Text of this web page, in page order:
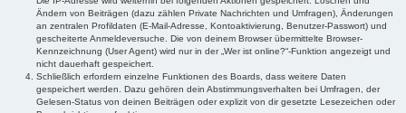
Ändern von Beiträgen (dazu zählen Private Nachrichten und Umfragen), Änderungen
an zentralen Profildaten (E-Mail-Adresse, Kontoaktivierung, Benutzer-Passwort) und
gescheiterte Anmeldeversuche. Die von deinem Browser übermittelte Browser-
Kennzeichnung (User Agent) wird nur in der „Wer ist online?“-Funktion angezeigt und
nicht dauerhaft gespeichert.
Schließlich erfordern einzelne Funktionen des Boards, dass weitere Daten
gespeichert werden. Dazu gehören dein Abstimmungsverhalten bei Umfragen, der
Gelesen-Status von deinen Beiträgen oder explizit von dir gesetzte Lesezeichen oder